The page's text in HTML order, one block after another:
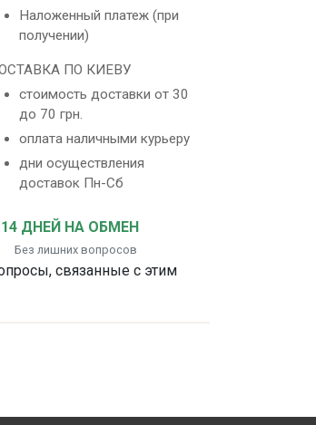
Наложенный платеж (при
получении)
ПО КИЕВУ
стоимость доставки от 30
до 70 грн.
оплата наличными курьеру
дни осуществления
доставок Пн-Сб
14 ДНЕЙ НА ОБМЕН
Без лишних вопросов
связанные с этим